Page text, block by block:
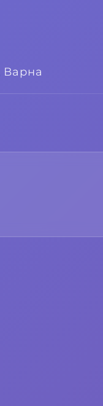
Варна